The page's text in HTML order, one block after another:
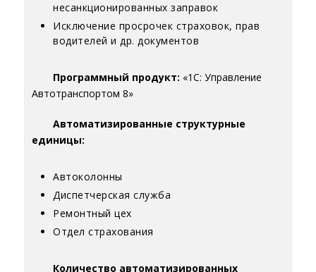
несанкционированных заправок
Исключение просрочек страховок, прав
водителей и др. документов
Программный продукт: «1С: Управление
Автотранспортом 8»
Автоматизированные структурные
единицы:
Автоколонны
Диспетчерская служба
Ремонтный цех
Отдел страхования
Количество автоматизированных